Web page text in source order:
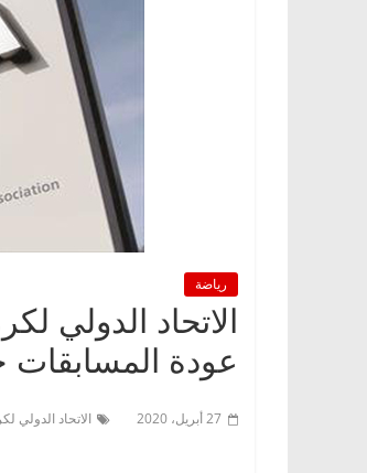
رياضة
عودة المسابقات
27 أبريل، 2020 الاتحاد الدولي